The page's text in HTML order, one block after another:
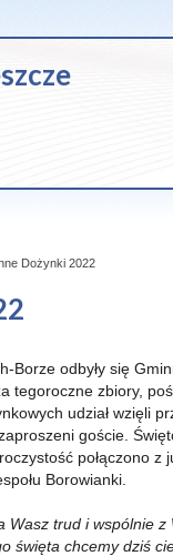
Dożynki 2022
Borze odbyły się
tegoroczne zbiory,
udział wzięli
goście.
połączono z
Borowianki.
Wasz trud i wspólnie z
święta chcemy dziś